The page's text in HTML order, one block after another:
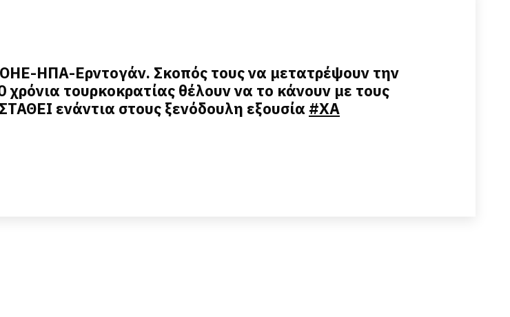
ΗΠΑ-Ερντογάν. Σκοπός τους να μετατρέψουν την
τουρκοκρατίας θέλουν να το κάνουν με τους
ενάντια στους ξενόδουλη εξουσία #ΧΑ